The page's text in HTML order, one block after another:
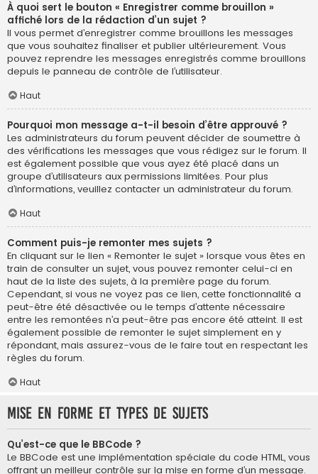
À quoi sert le bouton « Enregistrer comme brouillon »
affiché lors de la rédaction d’un sujet ?
Il vous permet d’enregistrer comme brouillons les messages
que vous souhaitez finaliser et publier ultérieurement. Vous
pouvez reprendre les messages enregistrés comme brouillons
depuis le panneau de contrôle de l’utilisateur.
Haut
Pourquoi mon message a-t-il besoin d’être approuvé ?
Les administrateurs du forum peuvent décider de soumettre à
des vérifications les messages que vous rédigez sur le forum. Il
est également possible que vous ayez été placé dans un
groupe d’utilisateurs aux permissions limitées. Pour plus
d’informations, veuillez contacter un administrateur du forum.
Haut
Comment puis-je remonter mes sujets ?
En cliquant sur le lien « Remonter le sujet » lorsque vous êtes en
train de consulter un sujet, vous pouvez remonter celui-ci en
haut de la liste des sujets, à la première page du forum.
Cependant, si vous ne voyez pas ce lien, cette fonctionnalité a
peut-être été désactivée ou le temps d’attente nécessaire
entre les remontées n’a peut-être pas encore été atteint. Il est
également possible de remonter le sujet simplement en y
répondant, mais assurez-vous de le faire tout en respectant les
règles du forum.
Haut
Mise en forme et types de sujets
Qu’est-ce que le BBCode ?
Le BBCode est une implémentation spéciale du code HTML, vous
offrant un meilleur contrôle sur la mise en forme d’un message.